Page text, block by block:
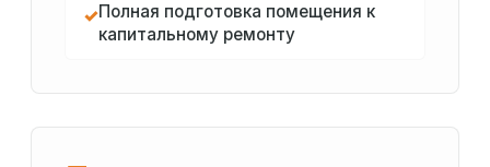
✓Полная подготовка помещения к
капитальному ремонту